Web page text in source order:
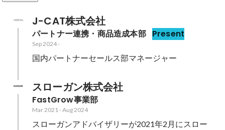
J-CAT株式会社
パートナー連携・商品造成本部 Present
Sep 2024-
国内パートナーセールス部マネージャー
スローガン株式会社
FastGrow事業部
Mar 2021-Aug 2024
スローガンアドバイザリーが2021年2月にスロー